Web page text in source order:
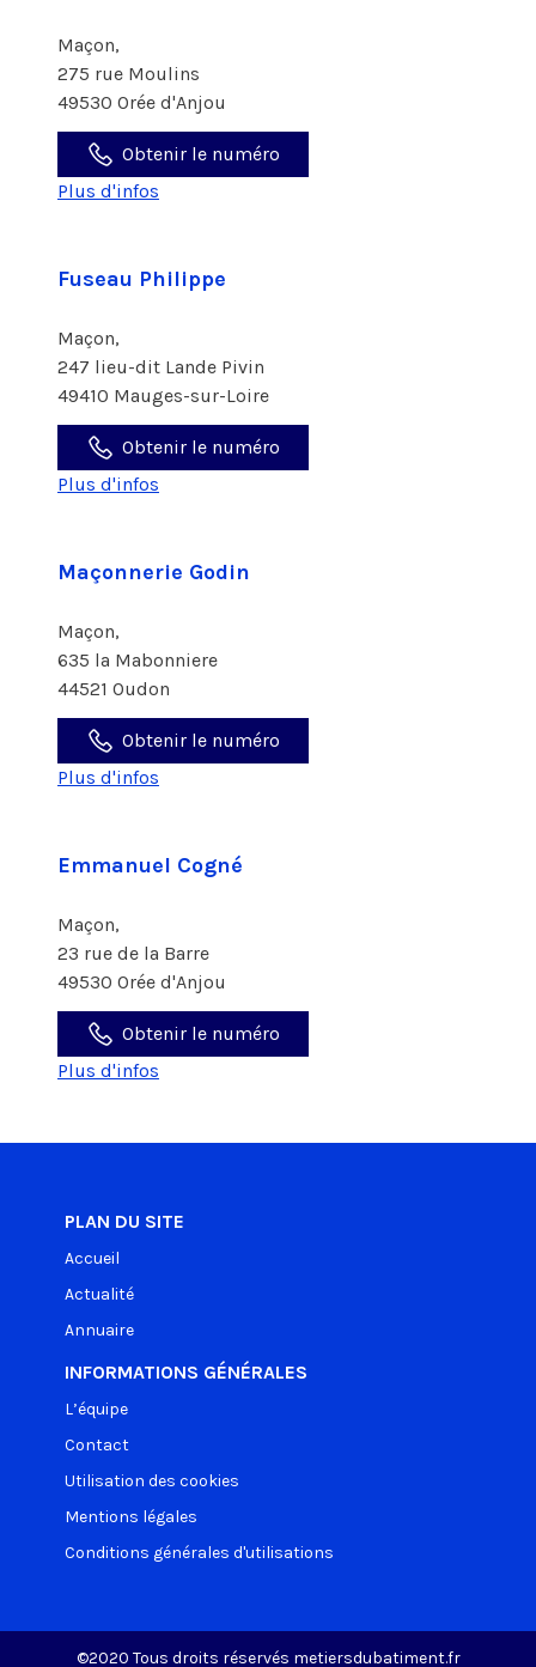
Maçon,
275 rue Moulins
49530 Orée d'Anjou
Obtenir le numéro
Plus d'infos
Fuseau Philippe
Maçon,
247 lieu-dit Lande Pivin
49410 Mauges-sur-Loire
Obtenir le numéro
Plus d'infos
Maçonnerie Godin
Maçon,
635 la Mabonniere
44521 Oudon
Obtenir le numéro
Plus d'infos
Emmanuel Cogné
Maçon,
23 rue de la Barre
49530 Orée d'Anjou
Obtenir le numéro
Plus d'infos
PLAN DU SITE
Accueil
Actualité
Annuaire
INFORMATIONS GÉNÉRALES
L’équipe
Contact
Utilisation des cookies
Mentions légales
Conditions générales d'utilisations
©2020 Tous droits réservés metiersdubatiment.fr